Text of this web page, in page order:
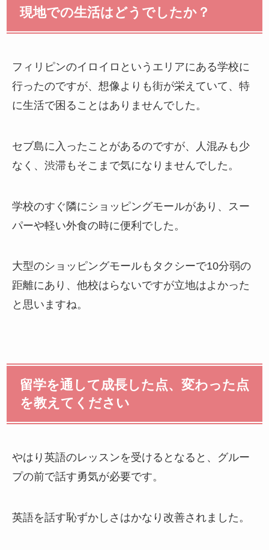
現地での生活はどうでしたか？
フィリピンのイロイロというエリアにある学校に
行ったのですが、想像よりも街が栄えていて、特
に生活で困ることはありませんでした。
セブ島に入ったことがあるのですが、人混みも少
なく、渋滞もそこまで気になりませんでした。
学校のすぐ隣にショッピングモールがあり、スー
パーや軽い外食の時に便利でした。
大型のショッピングモールもタクシーで10分弱の
距離にあり、他校はらないですが立地はよかった
と思いますね。
留学を通して成長した点、変わった点
を教えてください
やはり英語のレッスンを受けるとなると、グルー
プの前で話す勇気が必要です。
英語を話す恥ずかしさはかなり改善されました。